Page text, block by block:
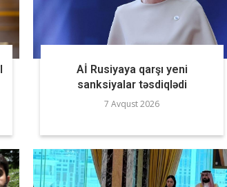
Aİ Rusiyaya qarşı yeni
sanksiyalar təsdiqlədi
7 Avqust 2026